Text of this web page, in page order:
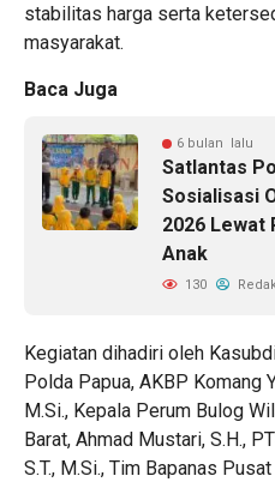
stabilitas harga serta
masyarakat.
Baca Juga
6 bulan lalu
Satlantas
Sosialisasi
2026 Lewat
Anak
130
Kegiatan dihadiri oleh
Polda Papua, AKBP Komang
M.Si., Kepala Perum Bulog
Barat, Ahmad Mustari, S.H.,
S.T., M.Si., Tim Bapanas